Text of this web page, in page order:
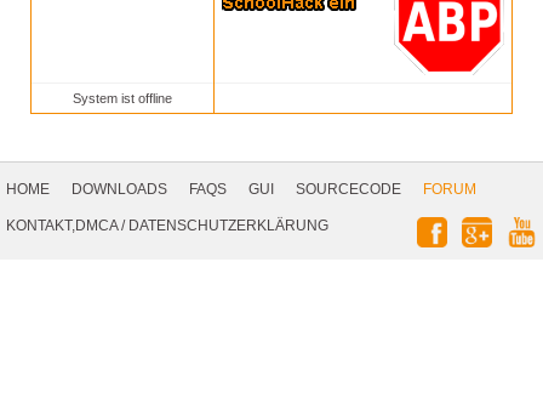
System ist offline
Navigation
HOME DOWNLOADS FAQS GUI SOURCECODE
FORUM
KONTAKT,DMCA/ DATENSCHUTZERKLÄRUNG